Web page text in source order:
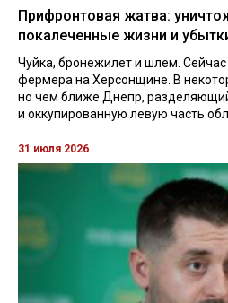
Прифронтовая жатва:
покалеченные жизни и
Чуйка, бронежилет и шлем.
фермера на Херсонщине. В
но чем ближе Днепр,
и оккупированную левую часть
31 июля 2026